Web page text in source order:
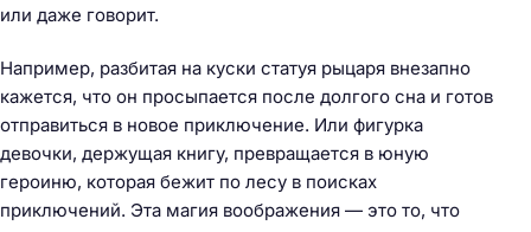
или даже говорит.
Например, разбитая на куски статуя рыцаря внезапно
кажется, что он просыпается после долгого сна и готов
отправиться в новое приключение. Или фигурка
девочки, держущая книгу, превращается в юную
героиню, которая бежит по лесу в поисках
приключений. Эта магия воображения — это то, что